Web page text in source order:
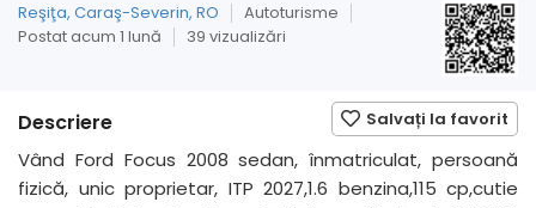
Reşiţa, Caraş-Severin, RO
Autoturisme
Postat acum 1 lună
39 vizualizări
Salvați la favorit
Descriere
Vând Ford Focus 2008 sedan, înmatriculat, persoană
fizică, unic proprietar, ITP 2027,1.6 benzina,115 cp,cutie